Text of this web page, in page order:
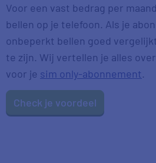
Voor een vast bedrag per
bellen op je telefoon. Als je
onbeperkt bellen goed
te zijn. Wij vertellen je alles
voor je sim only-abonnement.
Check je voordeel